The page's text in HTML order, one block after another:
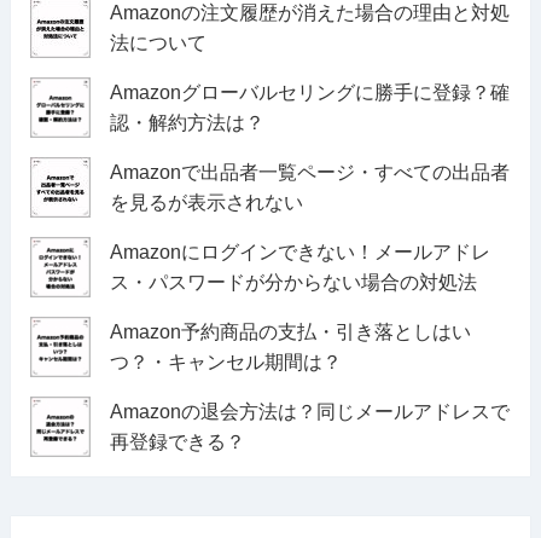
Amazonの注文履歴が消えた場合の理由と対処
法について
Amazonグローバルセリングに勝手に登録？確
認・解約方法は？
Amazonで出品者一覧ページ・すべての出品者
を見るが表示されない
Amazonにログインできない！メールアドレ
ス・パスワードが分からない場合の対処法
Amazon予約商品の支払・引き落としはい
つ？・キャンセル期間は？
Amazonの退会方法は？同じメールアドレスで
再登録できる？